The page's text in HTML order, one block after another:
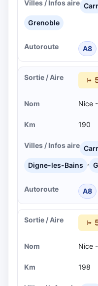
Grenoble
A8
Nice
190
Digne-les-Bains ,
A8
Nice
198